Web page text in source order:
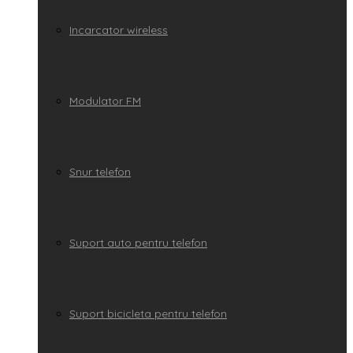
Incarcator wireless
Modulator FM
Snur telefon
Suport auto pentru telefon
Suport bicicleta pentru telefon